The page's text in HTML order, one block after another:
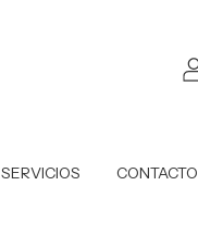
SERVICIOS CONTACTO